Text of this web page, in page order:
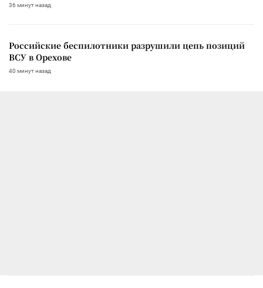
36 минут назад
Российские беспилотники разрушили цепь позиций
ВСУ в Орехове
40 минут назад